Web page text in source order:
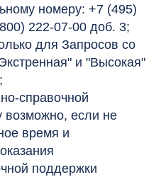
номеру: +7 (495)
222-07-00 доб. 3;
для Запросов со
и "Высокая"
справочной
возможно, если не
время и
поддержки